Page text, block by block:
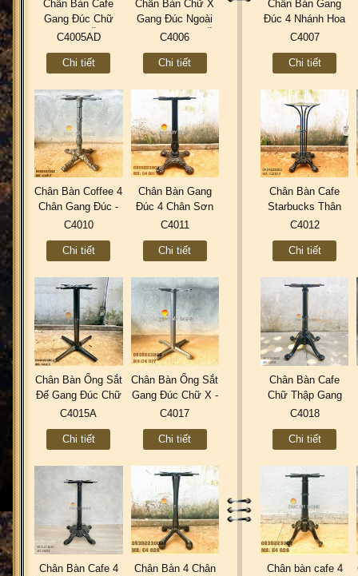
Chân Bàn Cafe
Gang Đúc Chữ
Thập Quán Ăn Trà
Điện Đẹp Mới
C4005AD
Chi tiết
Chân Bàn Chữ X
Gang Đúc Ngoài
Trời Cafe Quán Ăn
Điện C4006
C4006
Chi tiết
Chân Bàn Gang
Đúc 4 Nhánh Hoa
Văn Sơn Tĩnh
Đẹp C4007
C4007
Chi tiết
Chân Bàn Coffee 4
Chân Gang Đúc -
Nhà Hàng Trà Sữa
C4010
Chi tiết
Chân Bàn Gang
Đúc 4 Chân Sơn
Tĩnh Điện Ngoài
C4011
Chi tiết
Chân Bàn Cafe
Starbucks Thân
Sắt Gang Đúc -
C4012
Chi tiết
Chân Bàn Ống Sắt
Đế Gang Đúc Chữ
X Coffee Trà Sữa
C4015A
Chi tiết
Chân Bàn Ống Sắt
Gang Đúc Chữ X -
Coffee Trà Sữa
C4017
Chi tiết
Chân Bàn Cafe
Chữ Thập Gang
Đúc Sơn Tĩnh
C4018
C4018
Chi tiết
Chân Bàn Cafe 4
Chân Bàn 4 Chân
Chân bàn cafe 4